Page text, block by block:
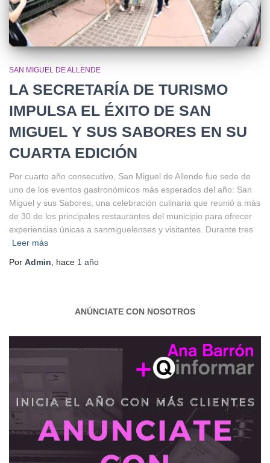
SAN MIGUEL DE ALLENDE
LA SECRETARÍA DE TURISMO
IMPULSA EL ÉXITO DE SAN
MIGUEL Y SUS SABORES EN SU
CUARTA EDICIÓN
Por cuarto año consecutivo, San Miguel de Allende fue sede de
uno de los eventos gastronómicos más esperados del año: San
Miguel y sus Sabores, una celebración culinaria que reunió a más
de 30 de los principales restaurantes del municipio para ofrecer
experiencias únicas a sanmiguelenses y visitantes. Durante tres
Leer más
Por Admin , hace 1 año
ANÚNCIATE CON NOSOTROS